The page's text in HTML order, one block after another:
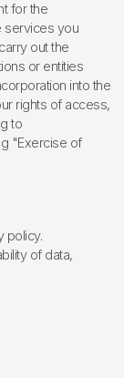
for the
services you
out the
or entities
into the
rights of access,
to
"Exercise of
policy.
of data,